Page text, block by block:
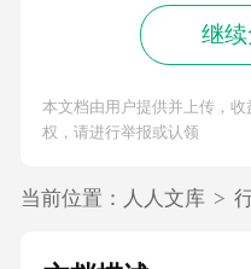
继
本文档由用户提供并上传，
权，请进行举报或认领
当前位置： 人人文库 >